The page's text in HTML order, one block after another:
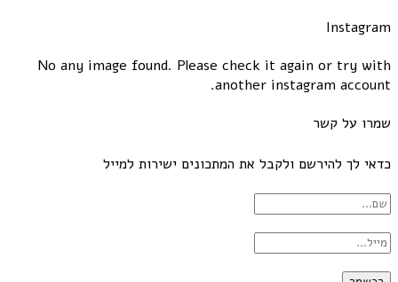
Instagram
No any image found. Please check it again or try with
another instagram account.
שמרו על קשר
כדאי לך להירשם ולקבל את המתכונים ישירות למייל